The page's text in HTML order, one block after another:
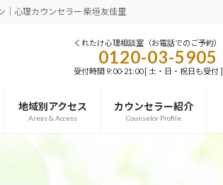
｜心理カウンセラー 柴垣友佳里
くれたけ心理相談室（お電話でのご予約）
0120-03-5905
受付時間 9:00-21:00 [ 土・日・祝日も受付 ]
地域別アクセス
Areas & Access
カウンセラー紹介
Counselor Profile